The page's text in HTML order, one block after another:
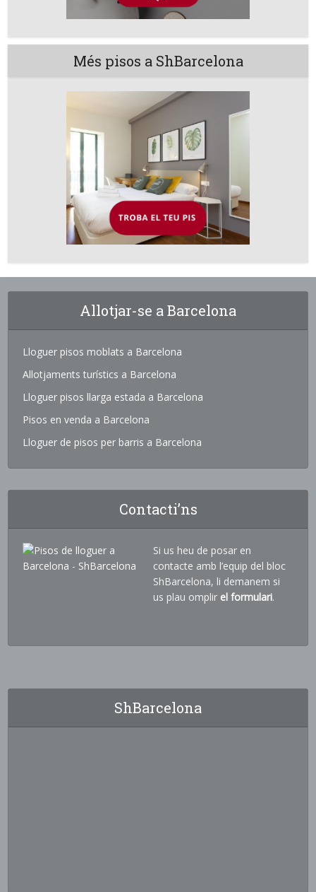
Més pisos a ShBarcelona
Allotjar-se a Barcelona
Lloguer pisos moblats a Barcelona
Allotjaments turístics a Barcelona
Lloguer pisos llarga estada a Barcelona
Pisos en venda a Barcelona
Lloguer de pisos per barris a Barcelona
Contacti’ns
Si us heu de posar en
contacte amb l’equip del bloc
ShBarcelona, li demanem si
us plau omplir el formulari.
ShBarcelona